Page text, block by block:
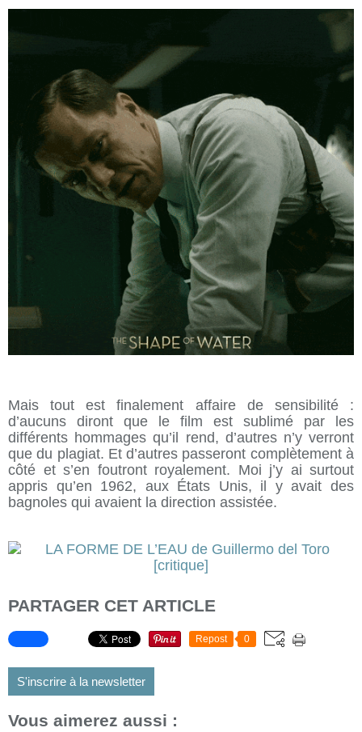
Mais tout est finalement affaire de sensibilité :
d’aucuns diront que le film est sublimé par les
différents hommages qu’il rend, d’autres n’y verront
que du plagiat. Et d’autres passeront complètement à
côté et s’en foutront royalement. Moi j’y ai surtout
appris qu’en 1962, aux États Unis, il y avait des
bagnoles qui avaient la direction assistée.
PARTAGER CET ARTICLE
Repost 0
S'inscrire à la newsletter
Vous aimerez aussi :